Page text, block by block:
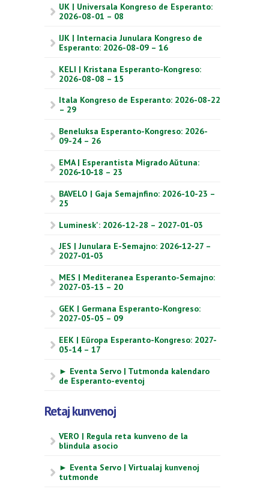
UK | Universala Kongreso de Esperanto:
2026-08-01 – 08
IJK | Internacia Junulara Kongreso de
Esperanto: 2026-08-09 – 16
KELI | Kristana Esperanto-Kongreso:
2026-08-08 – 15
Itala Kongreso de Esperanto: 2026-08-22
– 29
Beneluksa Esperanto-Kongreso: 2026-
09-24 – 26
EMA | Esperantista Migrado Aŭtuna:
2026‑10‑18 – 23
BAVELO | Gaja Semajnfino: 2026-10-23 –
25
Luminesk': 2026-12-28 – 2027-01-03
JES | Junulara E-Semajno: 2026‑12‑27 –
2027‑01‑03
MES | Mediteranea Esperanto-Semajno:
2027-03-13 – 20
GEK | Germana Esperanto-Kongreso:
2027-05-05 – 09
EEK | Eŭropa Esperanto-Kongreso: 2027-
05-14 – 17
► Eventa Servo | Tutmonda kalendaro
de Esperanto-eventoj
Retaj kunvenoj
VERO | Regula reta kunveno de la
blindula asocio
► Eventa Servo | Virtualaj kunvenoj
tutmonde